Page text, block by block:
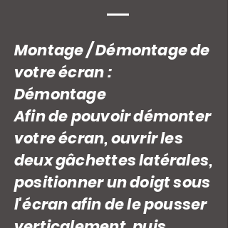
Montage / Démontage de
votre écran :
Démontage
Afin de pouvoir démonter
votre écran, ouvrir les
deux gâchettes latérales,
positionner un doigt sous
l'écran afin de le pousser